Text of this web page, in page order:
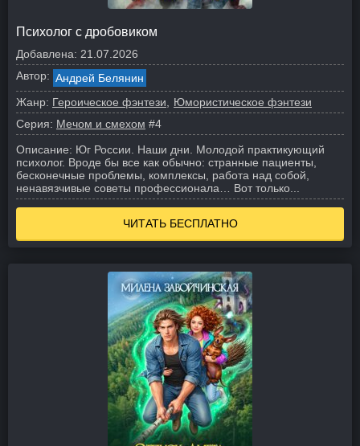
Психолог с дробовиком
Добавлена: 21.07.2026
Автор: Андрей Белянин
Жанр: Героическое фэнтези
Юмористическое фэнтези
Серия: Мечом и смехом #4
Описание: Юг России. Наши дни. Молодой практикующий
психолог. Вроде бы все как обычно: странные пациенты,
бесконечные проблемы, комплексы, работа над собой,
ненавязчивые советы профессионала… Вот только...
ЧИТАТЬ БЕСПЛАТНО